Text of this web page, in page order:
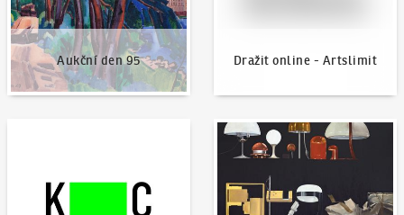
Aukční den 95 Dražit online - Artslimit
Aktuality